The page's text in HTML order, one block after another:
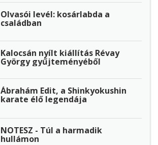
Olvasói levél: kosárlabda a
családban
Kalocsán nyílt kiállítás Révay
György gyűjteményéből
Ábrahám Edit, a Shinkyokushin
karate élő legendája
NOTESZ - Túl a harmadik
hullámon